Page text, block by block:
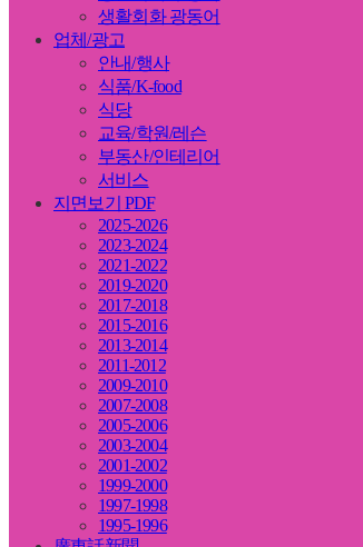
생활회화 광동어
업체/광고
안내/행사
식품/K-food
식당
교육/학원/레슨
부동산/인테리어
서비스
지면보기 PDF
2025-2026
2023-2024
2021-2022
2019-2020
2017-2018
2015-2016
2013-2014
2011-2012
2009-2010
2007-2008
2005-2006
2003-2004
2001-2002
1999-2000
1997-1998
1995-1996